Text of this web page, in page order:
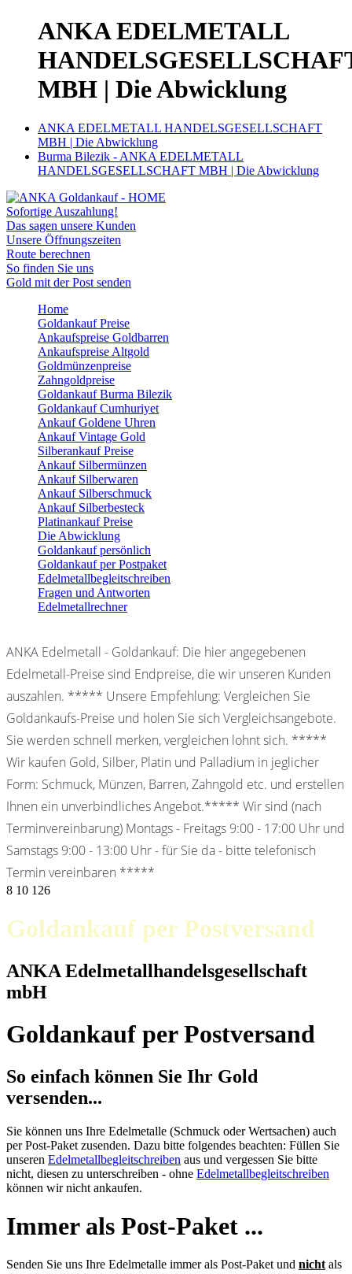
ANKA EDELMETALL
MBH | Die Abwicklung
ANKA EDELMETALL HANDELSGESELLSCHAFT
MBH | Die Abwicklung
Burma Bilezik - ANKA EDELMETALL
HANDELSGESELLSCHAFT MBH | Die Abwicklung
Sofortige Auszahlung!
Das sagen unsere Kunden
Unsere Öffnungszeiten
Route berechnen
So finden Sie uns
Gold mit der Post senden
Home
Goldankauf Preise
Ankaufspreise Goldbarren
Ankaufspreise Altgold
Goldmünzenpreise
Zahngoldpreise
Goldankauf Burma Bilezik
Goldankauf Cumhuriyet
Ankauf Goldene Uhren
Ankauf Vintage Gold
Silberankauf Preise
Ankauf Silbermünzen
Ankauf Silberwaren
Ankauf Silberschmuck
Ankauf Silberbesteck
Platinankauf Preise
Die Abwicklung
Goldankauf persönlich
Goldankauf per Postpaket
Edelmetallbegleitschreiben
Fragen und Antworten
Edelmetallrechner
ANKA Edelmetall - Goldankauf: Die hier angegebenen
Edelmetall-Preise sind Endpreise, die wir unseren Kunden
auszahlen. ***** Unsere Empfehlung: Vergleichen Sie
Goldankaufs-Preise und holen Sie sich Vergleichsangebote.
Sie werden schnell merken, vergleichen lohnt sich. *****
Wir kaufen Gold, Silber, Platin und Palladium in jeglicher
Form: Schmuck, Münzen, Barren, Zahngold etc. und erstellen
Ihnen ein unverbindliches Angebot.***** Wir sind (nach
Terminvereinbarung) Montags - Freitags 9:00 - 17:00 Uhr und
Samstags 9:00 - 13:00 Uhr - für Sie da - bitte telefonisch
Termin vereinbaren *****
8 10 126
Goldankauf per Postversand
ANKA Edelmetallhandelsgesellschaft
mbH
Goldankauf per Postversand
So einfach können Sie Ihr Gold
versenden...
Sie können uns Ihre Edelmetalle (Schmuck oder Wertsachen) auch
per Post-Paket zusenden. Dazu bitte folgendes beachten: Füllen Sie
unseren Edelmetallbegleitschreiben aus und vergessen Sie bitte
nicht, diesen zu unterschreiben - ohne Edelmetallbegleitschreiben
können wir nicht ankaufen.
Immer als Post-Paket ...
Senden Sie uns Ihre Edelmetalle immer als Post-Paket und nichtals